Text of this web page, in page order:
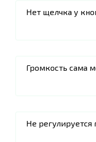
Нет щелчка у
Громкость сама
Не регулируется